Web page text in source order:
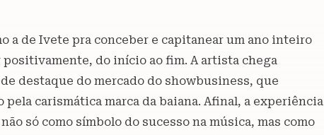
a de Ivete pra conceber e capitanear um ano inteiro
do início ao fim. A artista chega
destaque do mercado do showbusiness, que
carismática marca da baiana. Afinal, a experiência
só como símbolo do sucesso na música, mas como